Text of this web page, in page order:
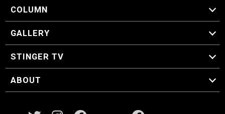
F1 日程
F1 データ
COLUMN
マイ・ワンダフル・サーキット
スクーデリア・一方通行
F1に燃え、ゴルフに泣く日々。
スティングくんの部屋
GALLERY
GALLERY
STINGER TV
STINGER TV
ABOUT